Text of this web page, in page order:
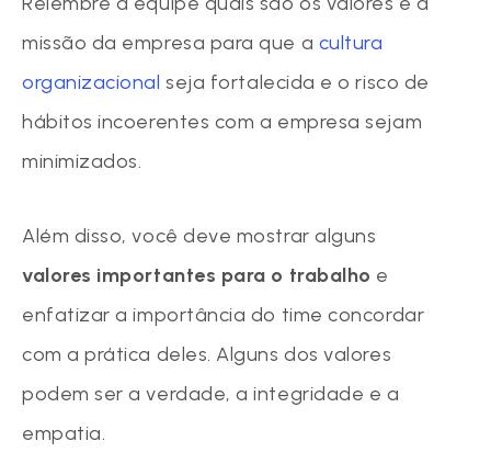
missão da empresa para que a cultura
organizacional seja fortalecida e o risco de
hábitos incoerentes com a empresa sejam
minimizados.
Além disso, você deve mostrar alguns
valores importantes para o trabalho e
enfatizar a importância do time concordar
com a prática deles. Alguns dos valores
podem ser a verdade, a integridade e a
empatia.